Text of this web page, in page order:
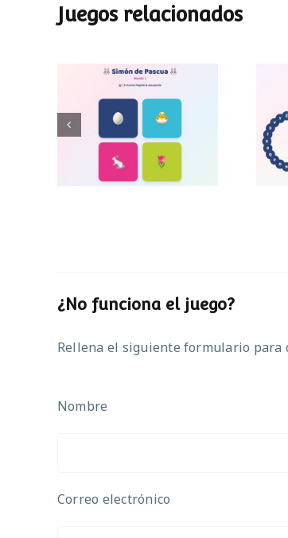
Juegos relacionados
Simon de Pascua
¿No funciona el juego?
Rellena el siguiente formulario para
Nombre
Correo electrónico